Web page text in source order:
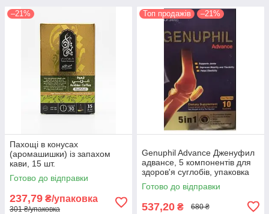
–21%
Пахощі в конусах
(аромашишки) із запахом
кави, 15 шт.
Готово до відправки
237,79 ₴/упаковка
301 ₴/упаковка
Топ продажів –21%
Genuphil Advance Дженуфил
адвансе, 5 компонентів для
здоров'я суглобів, упаковка
10саше Єгипет
Готово до відправки
537,20 ₴ 680 ₴